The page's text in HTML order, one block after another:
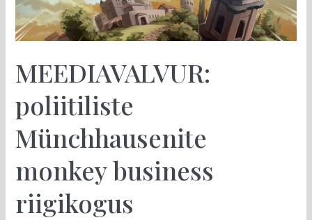
MEEDIAVALVUR:
poliitiliste
Münchhausenite
monkey business
riigikogus